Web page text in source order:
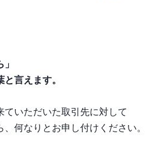
言えます。
いただいた取引先に対して
、何なりとお申し付けください。